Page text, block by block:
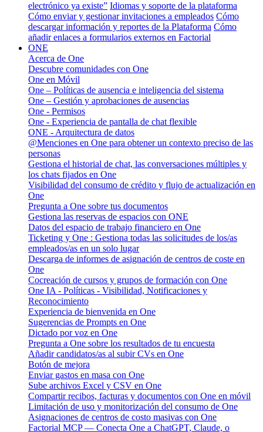
electrónico ya existe” Idiomas y soporte de la plataforma
Cómo enviar y gestionar invitaciones a empleados Cómo
descargar información y reportes de la Plataforma Cómo
añadir enlaces a formularios externos en Factorial
ONE
Acerca de One
Descubre comunidades con One
One en Móvil
One – Políticas de ausencia e inteligencia del sistema
One – Gestión y aprobaciones de ausencias
One - Permisos
One - Experiencia de pantalla de chat flexible
ONE - Arquitectura de datos
@Menciones en One para obtener un contexto preciso de las
personas
Gestiona el historial de chat, las conversaciones múltiples y
los chats fijados en One
Visibilidad del consumo de crédito y flujo de actualización en
One
Pregunta a One sobre tus documentos
Gestiona las reservas de espacios con ONE
Datos del espacio de trabajo financiero en One
Ticketing y One : Gestiona todas las solicitudes de los/as
empleados/as en un solo lugar
Descarga de informes de asignación de centros de coste en
One
Cocreación de cursos y grupos de formación con One
One IA - Políticas - Visibilidad, Notificaciones y
Reconocimiento
Experiencia de bienvenida en One
Sugerencias de Prompts en One
Dictado por voz en One
Pregunta a One sobre los resultados de tu encuesta
Añadir candidatos/as al subir CVs en One
Botón de mejora
Enviar gastos en masa con One
Sube archivos Excel y CSV en One
Compartir recibos, facturas y documentos con One en móvil
Limitación de uso y monitorización del consumo de One
Asignaciones de centros de costo masivas con One
Factorial MCP — Conecta One a ChatGPT, Claude, o